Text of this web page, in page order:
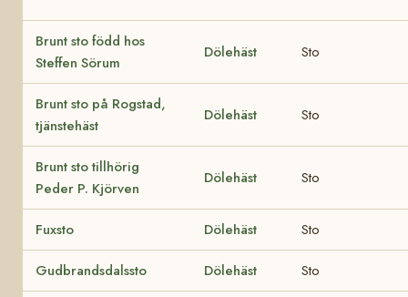
Brunt sto född hos
Steffen Sörum
Dölehäst Sto
Brunt sto på Rogstad,
tjänstehäst
Dölehäst Sto
Brunt sto tillhörig
Peder P. Kjörven
Dölehäst Sto
Fuxsto Dölehäst Sto
Gudbrandsdalssto Dölehäst Sto